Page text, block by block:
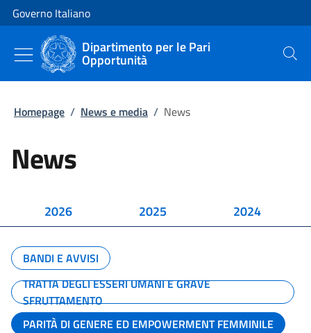
Vai al contenuto
Vai alla navigazione del sito
Governo Italiano
Dipartimento per le Pari
Opportunità Cerca
Homepage / News e media / News
News
2026 2025 2024
BANDI E AVVISI
TRATTA DEGLI ESSERI UMANI E GRAVE
SFRUTTAMENTO
PARITÀ DI GENERE ED EMPOWERMENT FEMMINILE